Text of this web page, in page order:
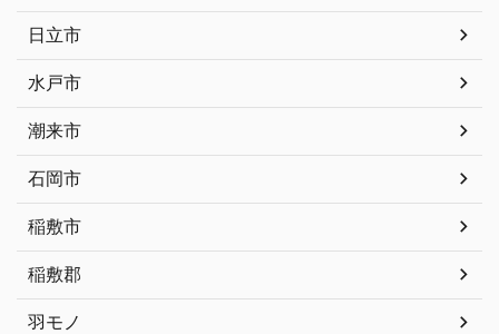
日立市
水戸市
潮来市
石岡市
稲敷市
稲敷郡
羽モノ